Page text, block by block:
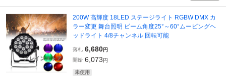
200W 高輝度 18LED ステージライト RGBW DMX カ
ラー変更 舞台照明 ビーム角度25°～60°ムービングヘ
ッドライト 4/8チャンネル 回転可能
落札 6,680円
開始 6,073円
未使用